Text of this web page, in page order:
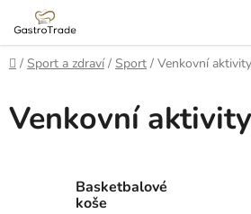
obsah
Domů
/ Sport a zdraví / Sport / Venkovní aktivity
Venkovní aktivity
Basketbalové
koše